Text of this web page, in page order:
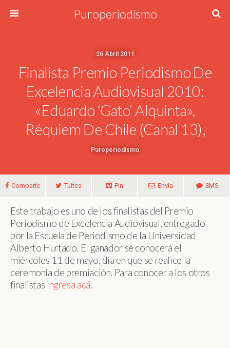
Puroperiodismo
26 Abril 2011
Finalista Premio Periodismo De
Excelencia Audiovisual 2010:
«Eduardo ‘Gato’ Alquinta»,
Réquiem De Chile (Canal 13),
Puroperiodismo
Comparte Tuitea Pin Envía SMS
Este trabajo es uno de los finalistas del Premio
Periodismo de Excelencia Audiovisual, entregado
por la Escuela de Periodismo de la Universidad
Alberto Hurtado. El ganador se conocerá el
miércoles 11 de mayo, día en que se realice la
ceremonia de premiación. Para conocer a los otros
finalistas ingresa acá.